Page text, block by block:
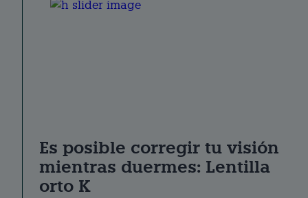
Es posible corregir tu visión
mientras duermes: Lentilla
orto K